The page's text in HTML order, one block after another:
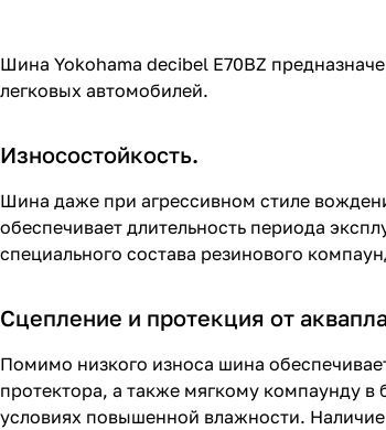
Шина Yokohama decibel E70BZ
легковых автомобилей.
Износостойкость.
Шина даже при агрессивном стиле
обеспечивает длительность периода
специального состава резинового
Сцепление и протекция от
Помимо низкого износа шина
протектора, а также мягкому компаунду
условиях повышенной влажности.